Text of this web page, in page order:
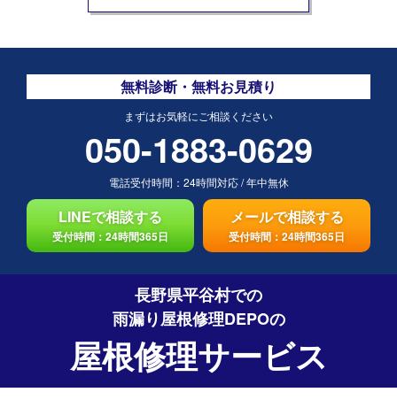
無料診断・無料お見積り
まずはお気軽にご相談ください
050-1883-0629
電話受付時間： 24時間対応/年中無休
LINEで相談する
受付時間：24時間365日
メールで相談する
受付時間：24時間365日
長野県平谷村での
雨漏り屋根修理DEPOの
屋根修理サービス